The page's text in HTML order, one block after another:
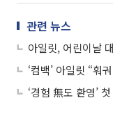
관련 뉴스
아일릿, 어린이날
‘컴백’ 아일릿 “훠
‘경험 無도 환영’